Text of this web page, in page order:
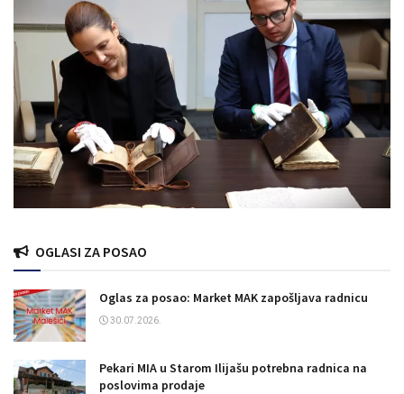
OGLASI ZA POSAO
Oglas za posao: Market MAK zapošljava radnicu
30.07.2026.
Pekari MIA u Starom Ilijašu potrebna radnica na
poslovima prodaje